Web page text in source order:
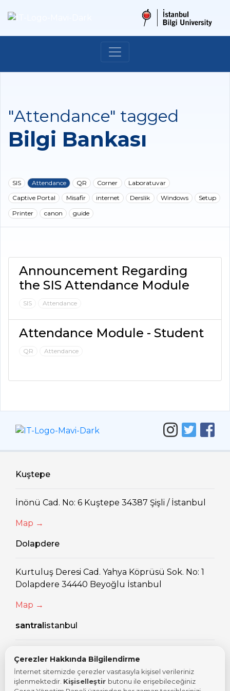
"Attendance" tagged
Bilgi Bankası
SIS Attendance QR Corner
Laboratuvar
Captive Portal
Misafir internet Derslik Windows
Setup
Printer
canon guide
Announcement Regarding
the SIS Attendance Module
SIS Attendance
Attendance Module - Student
QR Attendance
Kuştepe
İnönü Cad. No: 6 Kuştepe 34387 Şişli / İstanbul
Map →
Dolapdere
Kurtuluş Deresi Cad. Yahya Köprüsü Sok. No: 1
Dolapdere 34440 Beyoğlu İstanbul
Map →
santral istanbul
Eski Silahtarağa Elektrik Santralı Kazım
Karabekir Cad. No: 2/13 34060 Eyüpsultan
İstanbul
Çerezler Hakkında Bilgilendirme
İnternet sitemizde çerezler vasıtasıyla kişisel verileriniz
işlenmektedir. Kişiselleştir butonu ile erişebileceğiniz